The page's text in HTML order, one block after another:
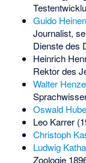
Guido Heinen
Journalist,
Dienste des
Heinrich
Rektor des
Walter
Oswald
Leo Karrer
Christoph
Ludwig
Zoologie